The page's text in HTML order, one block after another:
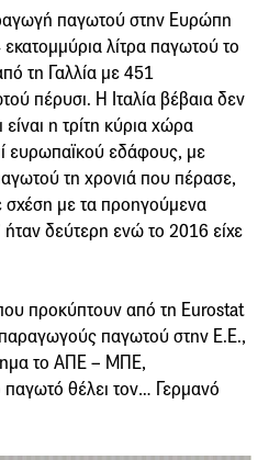
παγωτού στην Ευρώπη
εκατομμύρια λίτρα παγωτού το
τη Γαλλία με 451
πέρυσι. Η Ιταλία βέβαια δεν
είναι η τρίτη κύρια χώρα
ευρωπαϊκού εδάφους, με
τη χρονιά που πέρασε,
με τα προηγούμενα
ήταν δεύτερη ενώ το 2016 είχε
προκύπτουν από τη Eurostat
παγωτού στην Ε.Ε.,
το ΑΠΕ – ΜΠΕ,
παγωτό θέλει τον… Γερμανό